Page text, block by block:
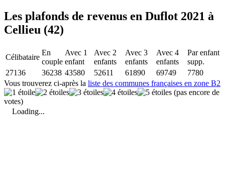
Les plafonds de revenus en Duflot 2021 à
Cellieu (42)
Célibataire
En
couple
Avec 1
enfant
Avec 2
enfants
Avec 3
enfants
Avec 4
enfants
Par enfant
supp.
27136
36238 43580 52611 61890 69749
7780
Vous trouverez ci-après la liste des communes françaises en zone B2
(pas encore de
votes)
Loading...